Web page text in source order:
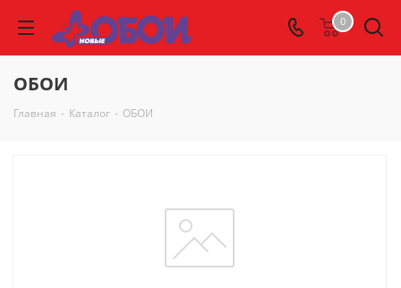
0
ОБОИ
Главная - Каталог - ОБОИ